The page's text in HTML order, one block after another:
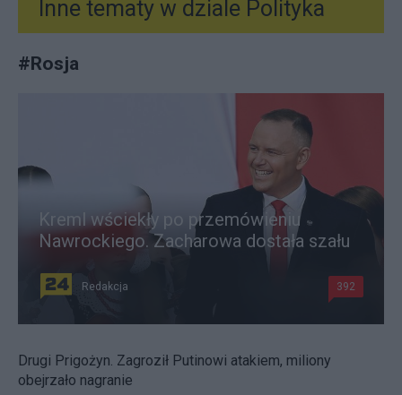
Inne tematy w dziale Polityka
#Rosja
Kreml wściekły po przemówieniu
Nawrockiego. Zacharowa dostała szału
Redakcja 392
Drugi Prigożyn. Zagroził Putinowi atakiem, miliony
obejrzało nagranie